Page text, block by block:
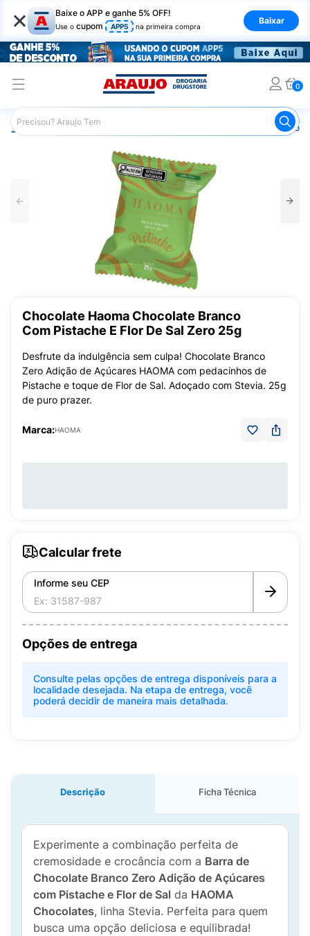
× Baixe o APP e ganhe 5% OFF!
Use o cupom APP5 na primeira compra
Baixar
0
Araujo Mercado Chocolate Haoma
Chocolate Haoma Chocolate Branco
Com Pistache E Flor De Sal Zero 25g
Desfrute da indulgência sem culpa! Chocolate Branco
Zero Adição de Açúcares HAOMA com pedacinhos de
Pistache e toque de Flor de Sal. Adoçado com Stevia. 25g
de puro prazer.
Marca:HAOMA
Calcular frete
Informe seu CEP
Opções de entrega
Consulte pelas opções de entrega disponíveis para a
localidade desejada. Na etapa de entrega, você
poderá decidir de maneira mais detalhada.
Descrição Ficha Técnica
Experimente a combinação perfeita de
cremosidade e crocância com a Barra de
Chocolate Branco Zero Adição de Açúcares
com Pistache e Flor de Sal da HAOMA
Chocolates, linha Stevia. Perfeita para quem
busca uma opção deliciosa e equilibrada!